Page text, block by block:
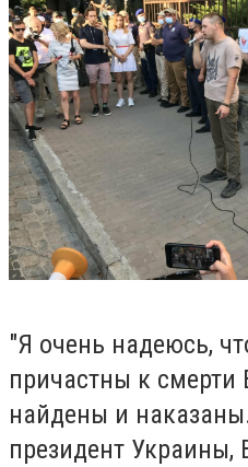
"Я очень надеюсь,
причастны к смерти
найдены и
президент Украины,